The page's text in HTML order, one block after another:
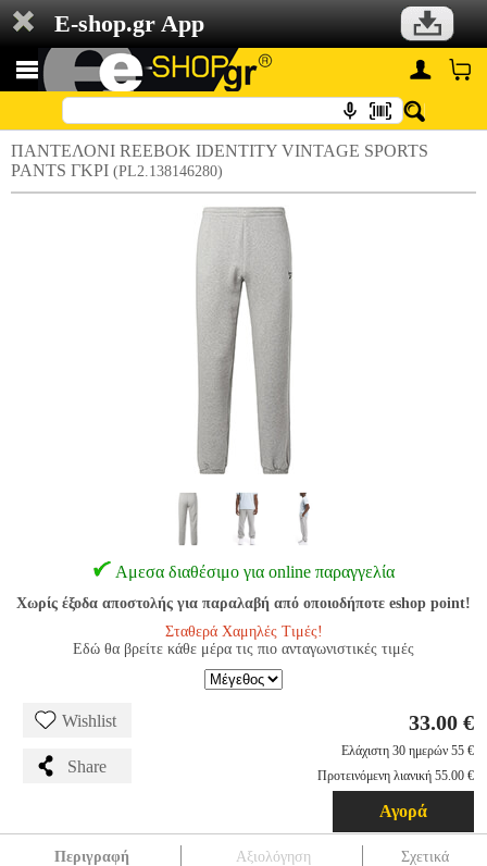
E-shop.gr App
ΠΑΝΤΕΛΟΝΙ REEBOK IDENTITY VINTAGE SPORTS
PANTS ΓΚΡΙ (PL2.138146280)
Αμεσα διαθέσιμο για online παραγγελία
Χωρίς έξοδα αποστολής για παραλαβή από οποιοδήποτε eshop point!
Σταθερά Χαμηλές Τιμές!
Εδώ θα βρείτε κάθε μέρα τις πιο ανταγωνιστικές τιμές
Wishlist
Share
33.00 €
Ελάχιστη 30 ημερών 55 €
Προτεινόμενη λιανική 55.00 €
Αγορά
Περιγραφή Αξιολόγηση Σχετικά